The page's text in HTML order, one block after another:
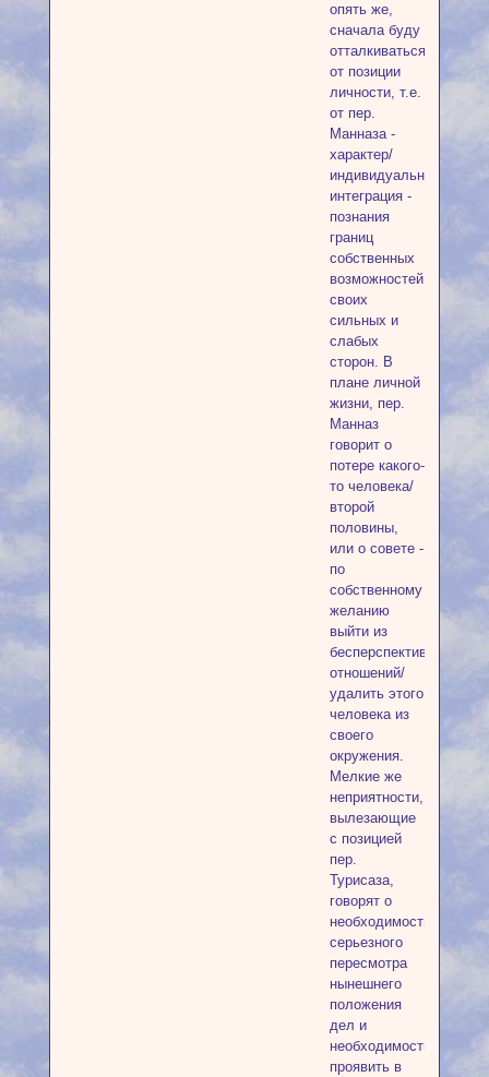
опять же,
сначала буду
отталкиваться
от позиции
личности, т.е.
от пер.
Манназа -
характер/
индивидуальность/
интеграция -
познания
границ
собственных
возможностей,
своих
сильных и
слабых
сторон. В
плане личной
жизни, пер.
Манназ
говорит о
потере какого-
то человека/
второй
половины,
или о совете -
по
собственному
желанию
выйти из
бесперспективных
отношений/
удалить этого
человека из
своего
окружения.
Мелкие же
неприятности,
вылезающие
с позицией
пер.
Турисаза,
говорят о
необходимости
серьезного
пересмотра
нынешнего
положения
дел и
необходимости
проявить в